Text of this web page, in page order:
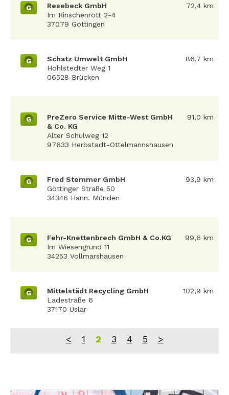
G
Resebeck GmbH
Im Rinschenrott 2-4
37079 Göttingen
72,4 km
G
Schatz Umwelt GmbH
Hohlstedter Weg 1
06528 Brücken
86,7 km
G
PreZero Service Mitte-West GmbH
& Co. KG
Alter Schulweg 12
97633 Herbstadt-Ottelmannshausen
91,0 km
G
Fred Stemmer GmbH
Göttinger Straße 50
34346 Hann. Münden
93,9 km
G
Fehr-Knettenbrech GmbH & Co.KG
Im Wiesengrund 11
34253 Vollmarshausen
99,6 km
G
Mittelstädt Recycling GmbH
Ladestraße 6
37170 Uslar
102,9 km
< 1 2 3 4 5 >